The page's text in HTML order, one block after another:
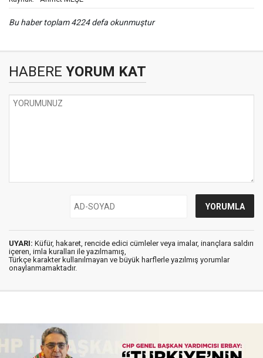
Bu haber toplam 4224 defa okunmuştur
HABERE YORUM KAT
UYARI: Küfür, hakaret, rencide edici cümleler veya imalar, inançlara saldırı
içeren, imla kuralları ile yazılmamış,
Türkçe karakter kullanılmayan ve büyük harflerle yazılmış yorumlar
onaylanmamaktadır.